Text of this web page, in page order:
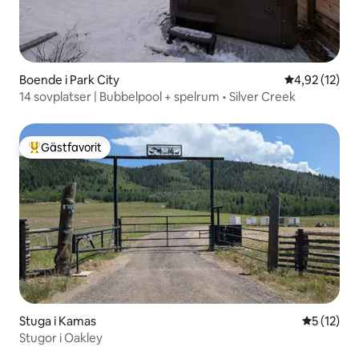
Boende i Park City 4,92 av 5 i
4,92 (12)
14 sovplatser | Bubbelpool + spelrum • Silver Creek
Populär gästfavorit
Gästfavorit
Stuga i Kamas 5 av 5 i
5 (12)
Stugor i Oakley